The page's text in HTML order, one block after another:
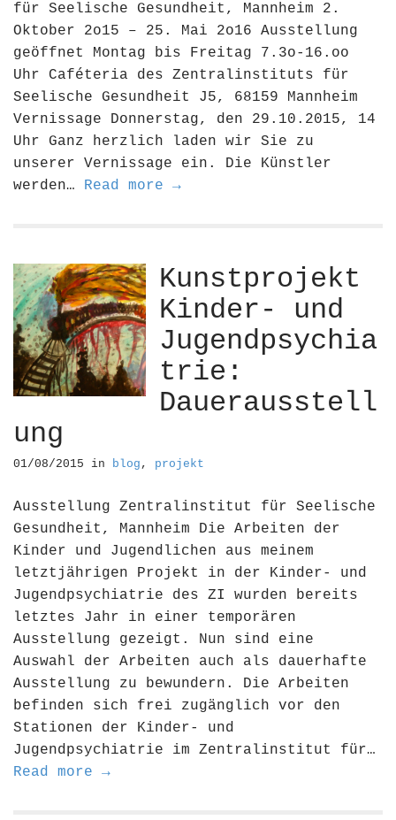
für Seelische Gesundheit, Mannheim 2.
Oktober 2o15 – 25. Mai 2o16 Ausstellung
geöffnet Montag bis Freitag 7.3o-16.oo
Uhr Caféteria des Zentralinstituts für
Seelische Gesundheit J5, 68159 Mannheim
Vernissage Donnerstag, den 29.10.2015, 14
Uhr Ganz herzlich laden wir Sie zu
unserer Vernissage ein. Die Künstler
werden… Read more →
Kunstprojekt
Kinder- und
Jugendpsychia
trie:
Dauerausstell
ung
01/08/2015 in blog , projekt
Ausstellung Zentralinstitut für Seelische
Gesundheit, Mannheim Die Arbeiten der
Kinder und Jugendlichen aus meinem
letztjährigen Projekt in der Kinder- und
Jugendpsychiatrie des ZI wurden bereits
letztes Jahr in einer temporären
Ausstellung gezeigt. Nun sind eine
Auswahl der Arbeiten auch als dauerhafte
Ausstellung zu bewundern. Die Arbeiten
befinden sich frei zugänglich vor den
Stationen der Kinder- und
Jugendpsychiatrie im Zentralinstitut für…
Read more →